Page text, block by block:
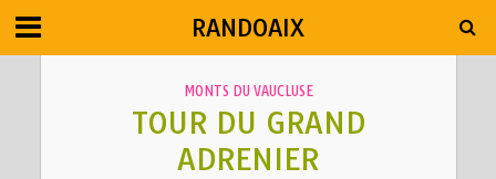
RANDOAIX
MONTS DU VAUCLUSE
TOUR DU GRAND
ADRENIER